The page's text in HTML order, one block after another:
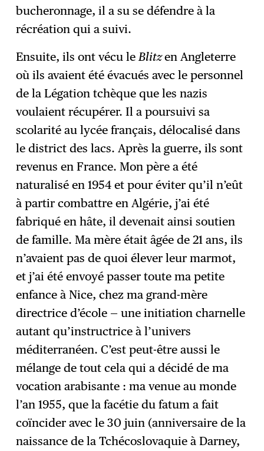
bucheronnage, il a su se défendre à la
récréation qui a suivi.
Ensuite, ils ont vécu le Blitzen Angleterre
où ils avaient été évacués avec le personnel
de la Légation tchèque que les nazis
voulaient récupérer. Il a poursuivi sa
scolarité au lycée français, délocalisé dans
le district des lacs. Après la guerre, ils sont
revenus en France. Mon père a été
naturalisé en 1954 et pour éviter qu’il n’eût
à partir combattre en Algérie, j’ai été
fabriqué en hâte, il devenait ainsi soutien
de famille. Ma mère était âgée de 21 ans, ils
n’avaient pas de quoi élever leur marmot,
et j’ai été envoyé passer toute ma petite
enfance à Nice, chez ma grand-mère
directrice d’école — une initiation charnelle
autant qu’instructrice à l’univers
méditerranéen. C’est peut-être aussi le
mélange de tout cela qui a décidé de ma
vocation arabisante : ma venue au monde
l’an 1955, que la facétie du fatum a fait
coïncider avec le 30 juin (anniversaire de la
naissance de la Tchécoslovaquie à Darney,